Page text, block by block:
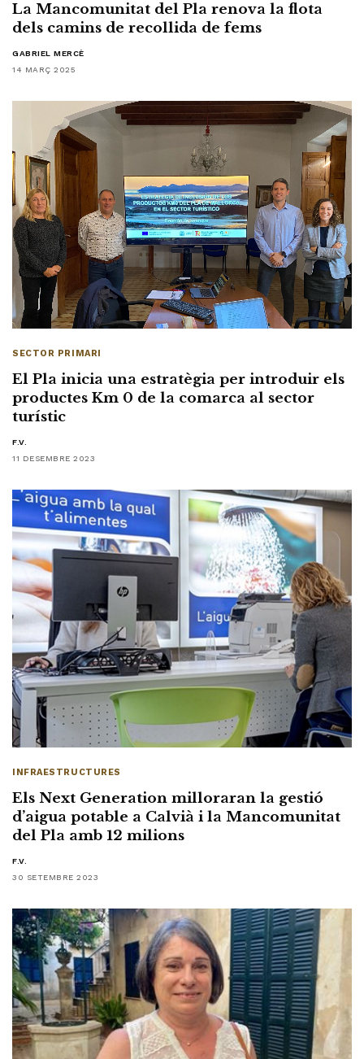
La Mancomunitat del Pla renova la flota
dels camins de recollida de fems
GABRIEL MERCÈ
14 MARÇ 2025
SECTOR PRIMARI
El Pla inicia una estratègia per introduir els
productes Km 0 de la comarca al sector
turístic
F.V.
11 DESEMBRE 2023
INFRAESTRUCTURES
Els Next Generation milloraran la gestió
d’aigua potable a Calvià i la Mancomunitat
del Pla amb 12 milions
F.V.
30 SETEMBRE 2023